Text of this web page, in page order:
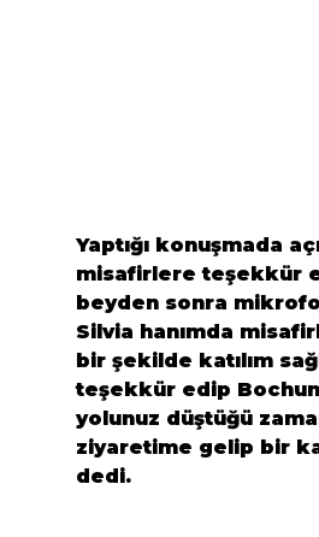
Yaptığı konuşmada
misafirlere teşekkür
beyden sonra
Silvia hanımda
bir şekilde katılım
teşekkür edip Bochum
yolunuz düştüğü
ziyaretime gelip bir
dedi.